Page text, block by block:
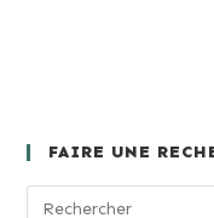
FAIRE UNE